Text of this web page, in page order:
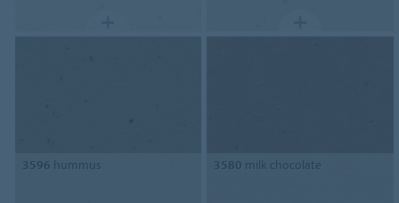
3596 hummus 3580 milk chocolate